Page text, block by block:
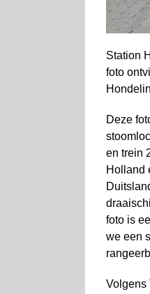
Station
foto
Deze
en trein
Holland
foto is
we een
Volgens